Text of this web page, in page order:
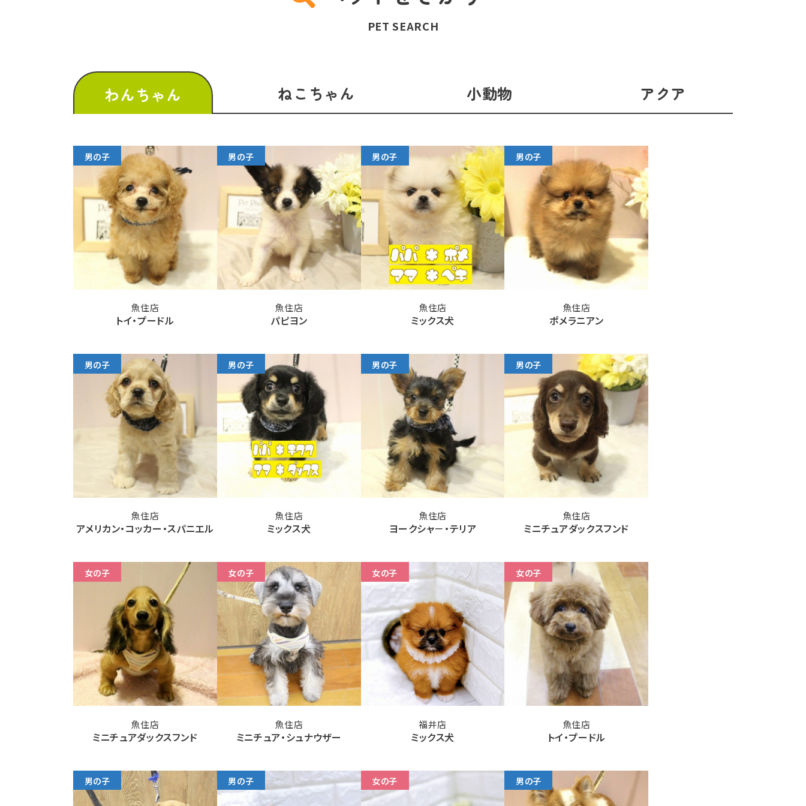
PET SEARCH
わんちゃん ねこちゃん 小動物 アクア
男の子
魚住店
トイ・プードル
男の子
魚住店
パピヨン
男の子
魚住店
ミックス犬
男の子
魚住店
ポメラニアン
男の子
魚住店
アメリカン・コッカー・スパニエル
男の子
魚住店
ミックス犬
男の子
魚住店
ヨークシャ－・テリア
男の子
魚住店
ミニチュアダックスフンド
女の子
魚住店
ミニチュアダックスフンド
女の子
魚住店
ミニチュア・シュナウザー
女の子
福井店
ミックス犬
女の子
魚住店
トイ・プードル
男の子 男の子 女の子 男の子